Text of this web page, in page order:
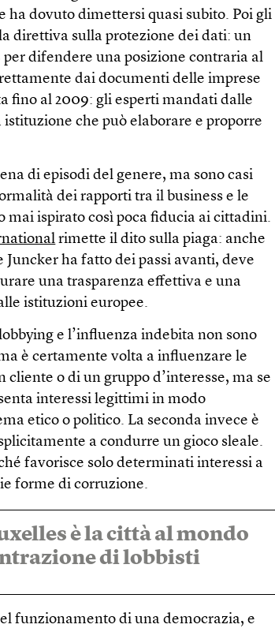
ha dovuto dimettersi quasi subito. Poi gli
direttiva sulla protezione dei dati: un
difendere una posizione contraria al
dai documenti delle imprese
fino al 2009: gli esperti mandati dalle
che può elaborare e proporre
di episodi del genere, ma sono casi
dei rapporti tra il business e le
mai ispirato così poca fiducia ai cittadini.
rimette il dito sulla piaga: anche
Juncker ha fatto dei passi avanti, deve
una trasparenza effettiva e una
istituzioni europee.
e l’influenza indebita non sono
è certamente volta a influenzare le
o di un gruppo d’interesse, ma se
interessi legittimi in modo
etico o politico. La seconda invece è
a condurre un gioco sleale.
favorisce solo determinati interessi a
forme di corruzione.
è la città al mondo
di lobbisti
funzionamento di una democrazia, e